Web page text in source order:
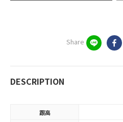
Share
DESCRIPTION
跟高